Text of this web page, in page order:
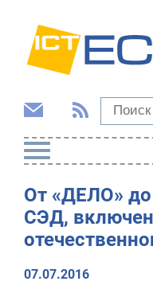
От «ДЕЛО»
СЭД,
07.07.2016